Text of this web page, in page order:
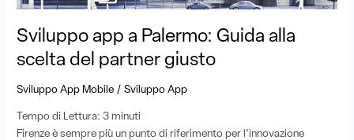
Sviluppo app a Palermo: Guida alla
scelta del partner giusto
Sviluppo App Mobile /Sviluppo App
Tempo di Lettura:3 minuti
Firenze è sempre più un punto di riferimento per l’innovazione